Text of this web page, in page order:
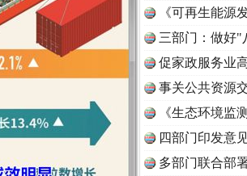
《可再生能源
三部门：做好"
促家政服务业
事关公共资源
《生态环境监
读
四部门印发意
多部门联合部
让核能赋能千行百业